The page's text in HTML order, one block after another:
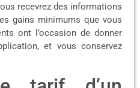
recevrez des informations
gains minimums que vous
ont l’occasion de donner
et vous conservez